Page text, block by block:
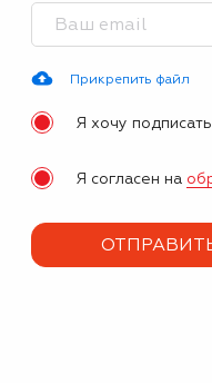
Прикрепить файл
Я хочу
Я согласен на